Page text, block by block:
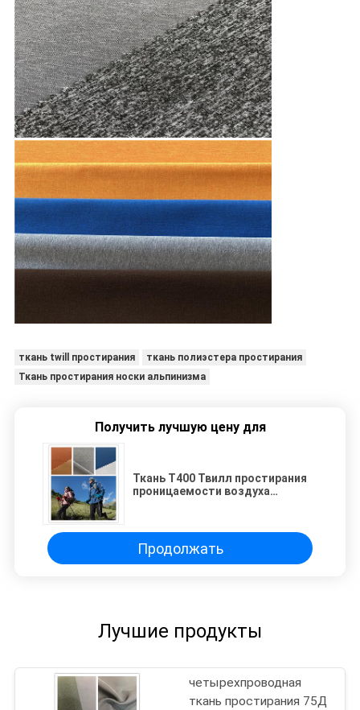
ткань twill простирания
ткань полиэстера простирания
Ткань простирания носки альпинизма
Получить лучшую цену для
Ткань Т400 Твилл простирания
проницаемости воздуха
Продолжать
Лучшие продукты
четырехпроводная
ткань простирания 75Д